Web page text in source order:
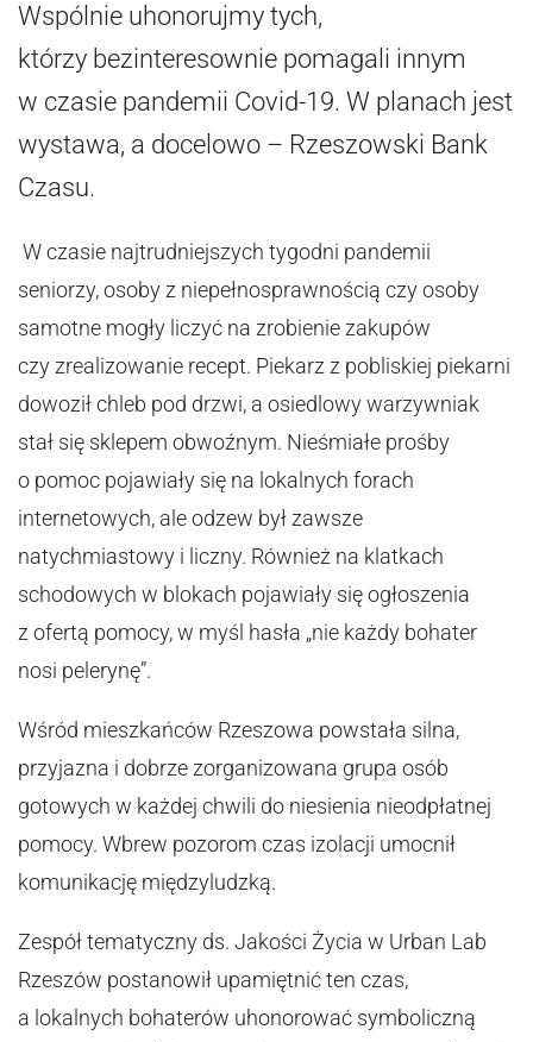
Wspólnie uhonorujmy tych,
którzy bezinteresownie pomagali innym
w czasie pandemii Covid-19. W planach jest
wystawa, a docelowo – Rzeszowski Bank
Czasu.
W czasie najtrudniejszych tygodni pandemii
seniorzy, osoby z niepełnosprawnością czy osoby
samotne mogły liczyć na zrobienie zakupów
czy zrealizowanie recept. Piekarz z pobliskiej piekarni
dowoził chleb pod drzwi, a osiedlowy warzywniak
stał się sklepem obwoźnym. Nieśmiałe prośby
o pomoc pojawiały się na lokalnych forach
internetowych, ale odzew był zawsze
natychmiastowy i liczny. Również na klatkach
schodowych w blokach pojawiały się ogłoszenia
z ofertą pomocy, w myśl hasła „nie każdy bohater
nosi pelerynę”.
Wśród mieszkańców Rzeszowa powstała silna,
przyjazna i dobrze zorganizowana grupa osób
gotowych w każdej chwili do niesienia nieodpłatnej
pomocy. Wbrew pozorom czas izolacji umocnił
komunikację międzyludzką.
Zespół tematyczny ds. Jakości Życia w Urban Lab
Rzeszów postanowił upamiętnić ten czas,
a lokalnych bohaterów uhonorować symboliczną